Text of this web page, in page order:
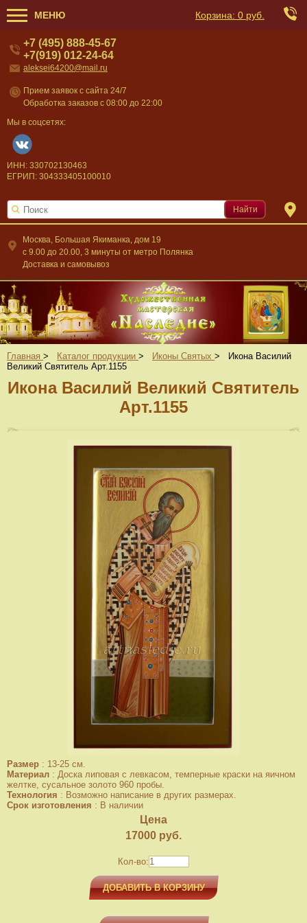
МЕНЮ Корзина: 0 руб.
Москва, Большая Якиманка, дом 19
c 9.00 до 20.00, 3 минуты от метро Полянка
Доставка и самовывоз
+7 (495) 888-45-67
+7(919) 012-24-64
aleksei64200@mail.ru
Прием заявок с сайта 24/7
Обработка заказов с 08:00 до 22:00
Мы в соцсетях:
ИНН: 330702130463
ЕГРИП: 304333405100010
Найти
Главная > Каталог продукции > Иконы Святых >
Икона Василий
Великий Святитель Арт.1155
Икона Василий Великий Святитель
Арт.1155
Размер : 13-25 см.
Материал : Доска липовая с левкасом, темперные краски на яичном
желтке, сусальное золото 960 пробы.
Технология : Возможно написание в других размерах.
Срок изготовления : В наличии
Цена
17000 руб.
Кол-во:
ДОБАВИТЬ В КОРЗИНУ